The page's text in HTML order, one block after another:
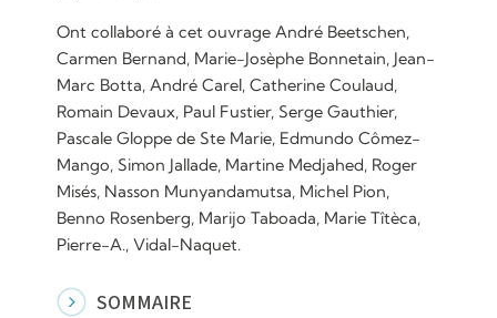
Ont collaboré à cet ouvrage André Beetschen,
Carmen Bernand, Marie-Josèphe Bonnetain, Jean-
Marc Botta, André Carel, Catherine Coulaud,
Romain Devaux, Paul Fustier, Serge Gauthier,
Pascale Gloppe de Ste Marie, Edmundo Cômez-
Mango, Simon Jallade, Martine Medjahed, Roger
Misés, Nasson Munyandamutsa, Michel Pion,
Benno Rosenberg, Marijo Taboada, Marie Tîtèca,
Pierre-A., Vidal-Naquet.
SOMMAIRE